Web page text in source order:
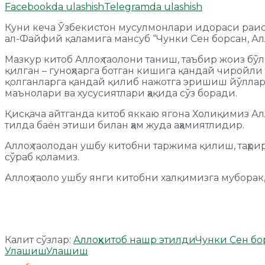
Facebookda ulashishTelegramda ulashish
Куни кеча Ўзбекистон мусулмонлари идораси
ал-Файфий қаламига мансуб “Чунки Сен борсан,
Мазкур китоб Аллоҳ таолони таниш, таъбир жоиз
қилган – гуноҳларга ботган кишига қандай
қолганларга қандай қилиб нажотга эришиш
маънолари ва хусусиятлари ҳақида сўз боради.
Қисқача айтганда китоб яккаю ягона Холиқимиз
тилда баён этиши билан ҳам жуда аҳамиятлидир.
Аллоҳ таолодан ушбу китобни таржима қилиш,
сўраб қоламиз.
Аллоҳ таоло ушбу янги китобни халқимизга
Калит сўзлар: Аллоҳкитоб нашр этилдиЧунки Сен
УлашишУлашиш